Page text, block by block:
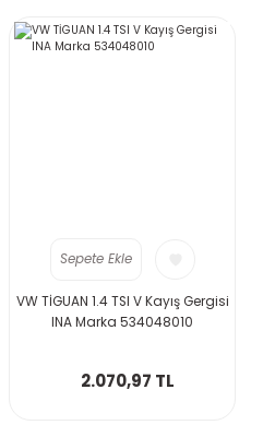
Sepete Ekle
VW TİGUAN 1.4 TSI V Kayış Gergisi
INA Marka 534048010
2.070,97 TL